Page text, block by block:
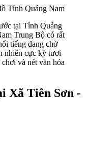
Tỉnh Quảng Nam
tại Tỉnh Quảng
Trung Bộ có rất
tiếng đang chờ
nhiên cực kỳ tươi
và nét văn hóa
Xã Tiên Sơn -